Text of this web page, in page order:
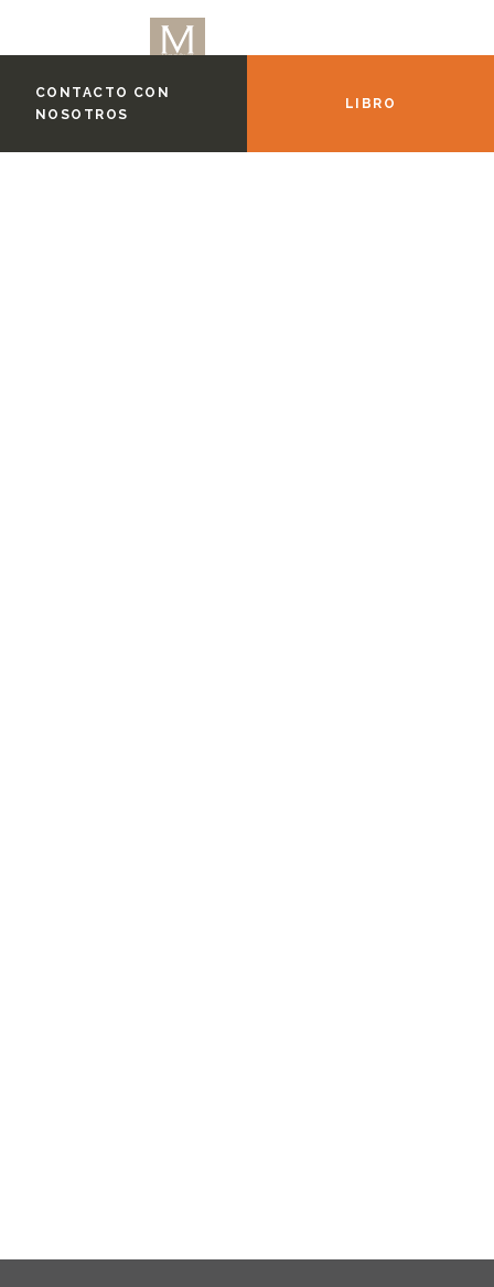
CONTACTO CON
NOSOTROS
LIBRO